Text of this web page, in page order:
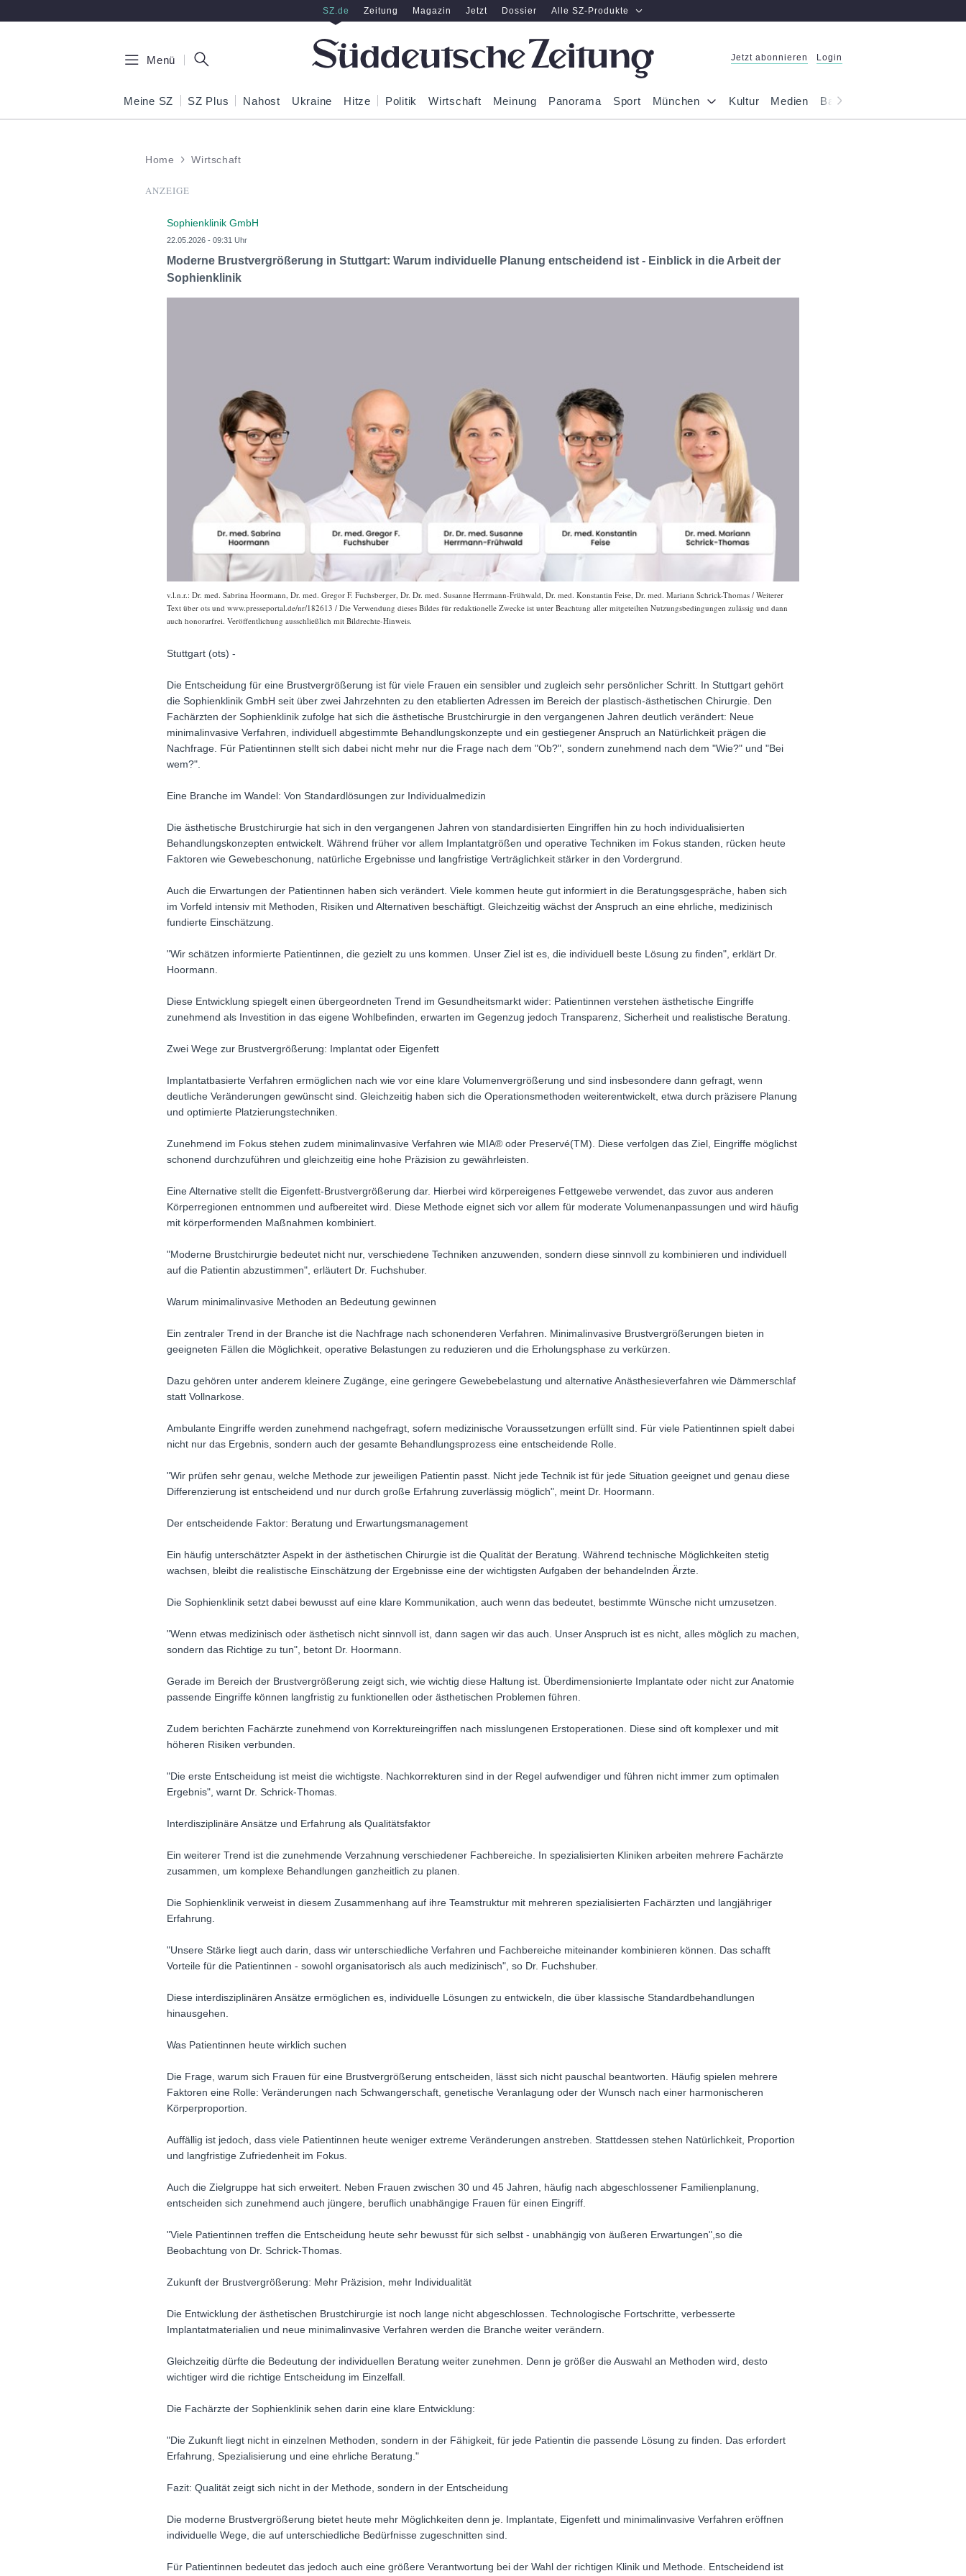
SZ.de Zeitung Magazin Jetzt Dossier Alle SZ-Produkte
Menü Jetzt abonnieren Login
Meine SZ SZ Plus Nahost Ukraine Hitze Politik Wirtschaft Meinung Panorama Sport München Kultur Medien Bayern
Home Wirtschaft
ANZEIGE
Sophienklinik GmbH
22.05.2026 - 09:31 Uhr
Moderne Brustvergrößerung in Stuttgart: Warum individuelle Planung entscheidend ist - Einblick in die Arbeit der
Sophienklinik
v.l.n.r.: Dr. med. Sabrina Hoormann, Dr. med. Gregor F. Fuchsberger, Dr. Dr. med. Susanne Herrmann-Frühwald, Dr. med. Konstantin Feise, Dr. med. Mariann Schrick-Thomas / Weiterer
Text über ots und www.presseportal.de/nr/182613 / Die Verwendung dieses Bildes für redaktionelle Zwecke ist unter Beachtung aller mitgeteilten Nutzungsbedingungen zulässig und dann
auch honorarfrei. Veröffentlichung ausschließlich mit Bildrechte-Hinweis.
Stuttgart (ots) -
Die Entscheidung für eine Brustvergrößerung ist für viele Frauen ein sensibler und zugleich sehr persönlicher Schritt. In Stuttgart gehört
die Sophienklinik GmbH seit über zwei Jahrzehnten zu den etablierten Adressen im Bereich der plastisch-ästhetischen Chirurgie. Den
Fachärzten der Sophienklinik zufolge hat sich die ästhetische Brustchirurgie in den vergangenen Jahren deutlich verändert: Neue
minimalinvasive Verfahren, individuell abgestimmte Behandlungskonzepte und ein gestiegener Anspruch an Natürlichkeit prägen die
Nachfrage. Für Patientinnen stellt sich dabei nicht mehr nur die Frage nach dem "Ob?", sondern zunehmend nach dem "Wie?" und "Bei
wem?".
Eine Branche im Wandel: Von Standardlösungen zur Individualmedizin
Die ästhetische Brustchirurgie hat sich in den vergangenen Jahren von standardisierten Eingriffen hin zu hoch individualisierten
Behandlungskonzepten entwickelt. Während früher vor allem Implantatgrößen und operative Techniken im Fokus standen, rücken heute
Faktoren wie Gewebeschonung, natürliche Ergebnisse und langfristige Verträglichkeit stärker in den Vordergrund.
Auch die Erwartungen der Patientinnen haben sich verändert. Viele kommen heute gut informiert in die Beratungsgespräche, haben sich
im Vorfeld intensiv mit Methoden, Risiken und Alternativen beschäftigt. Gleichzeitig wächst der Anspruch an eine ehrliche, medizinisch
fundierte Einschätzung.
"Wir schätzen informierte Patientinnen, die gezielt zu uns kommen. Unser Ziel ist es, die individuell beste Lösung zu finden", erklärt Dr.
Hoormann.
Diese Entwicklung spiegelt einen übergeordneten Trend im Gesundheitsmarkt wider: Patientinnen verstehen ästhetische Eingriffe
zunehmend als Investition in das eigene Wohlbefinden, erwarten im Gegenzug jedoch Transparenz, Sicherheit und realistische Beratung.
Zwei Wege zur Brustvergrößerung: Implantat oder Eigenfett
Implantatbasierte Verfahren ermöglichen nach wie vor eine klare Volumenvergrößerung und sind insbesondere dann gefragt, wenn
deutliche Veränderungen gewünscht sind. Gleichzeitig haben sich die Operationsmethoden weiterentwickelt, etwa durch präzisere Planung
und optimierte Platzierungstechniken.
Zunehmend im Fokus stehen zudem minimalinvasive Verfahren wie MIA® oder Preservé(TM). Diese verfolgen das Ziel, Eingriffe möglichst
schonend durchzuführen und gleichzeitig eine hohe Präzision zu gewährleisten.
Eine Alternative stellt die Eigenfett-Brustvergrößerung dar. Hierbei wird körpereigenes Fettgewebe verwendet, das zuvor aus anderen
Körperregionen entnommen und aufbereitet wird. Diese Methode eignet sich vor allem für moderate Volumenanpassungen und wird häufig
mit körperformenden Maßnahmen kombiniert.
"Moderne Brustchirurgie bedeutet nicht nur, verschiedene Techniken anzuwenden, sondern diese sinnvoll zu kombinieren und individuell
auf die Patientin abzustimmen", erläutert Dr. Fuchshuber.
Warum minimalinvasive Methoden an Bedeutung gewinnen
Ein zentraler Trend in der Branche ist die Nachfrage nach schonenderen Verfahren. Minimalinvasive Brustvergrößerungen bieten in
geeigneten Fällen die Möglichkeit, operative Belastungen zu reduzieren und die Erholungsphase zu verkürzen.
Dazu gehören unter anderem kleinere Zugänge, eine geringere Gewebebelastung und alternative Anästhesieverfahren wie Dämmerschlaf
statt Vollnarkose.
Ambulante Eingriffe werden zunehmend nachgefragt, sofern medizinische Voraussetzungen erfüllt sind. Für viele Patientinnen spielt dabei
nicht nur das Ergebnis, sondern auch der gesamte Behandlungsprozess eine entscheidende Rolle.
"Wir prüfen sehr genau, welche Methode zur jeweiligen Patientin passt. Nicht jede Technik ist für jede Situation geeignet und genau diese
Differenzierung ist entscheidend und nur durch große Erfahrung zuverlässig möglich", meint Dr. Hoormann.
Der entscheidende Faktor: Beratung und Erwartungsmanagement
Ein häufig unterschätzter Aspekt in der ästhetischen Chirurgie ist die Qualität der Beratung. Während technische Möglichkeiten stetig
wachsen, bleibt die realistische Einschätzung der Ergebnisse eine der wichtigsten Aufgaben der behandelnden Ärzte.
Die Sophienklinik setzt dabei bewusst auf eine klare Kommunikation, auch wenn das bedeutet, bestimmte Wünsche nicht umzusetzen.
"Wenn etwas medizinisch oder ästhetisch nicht sinnvoll ist, dann sagen wir das auch. Unser Anspruch ist es nicht, alles möglich zu machen,
sondern das Richtige zu tun", betont Dr. Hoormann.
Gerade im Bereich der Brustvergrößerung zeigt sich, wie wichtig diese Haltung ist. Überdimensionierte Implantate oder nicht zur Anatomie
passende Eingriffe können langfristig zu funktionellen oder ästhetischen Problemen führen.
Zudem berichten Fachärzte zunehmend von Korrektureingriffen nach misslungenen Erstoperationen. Diese sind oft komplexer und mit
höheren Risiken verbunden.
"Die erste Entscheidung ist meist die wichtigste. Nachkorrekturen sind in der Regel aufwendiger und führen nicht immer zum optimalen
Ergebnis", warnt Dr. Schrick-Thomas.
Interdisziplinäre Ansätze und Erfahrung als Qualitätsfaktor
Ein weiterer Trend ist die zunehmende Verzahnung verschiedener Fachbereiche. In spezialisierten Kliniken arbeiten mehrere Fachärzte
zusammen, um komplexe Behandlungen ganzheitlich zu planen.
Die Sophienklinik verweist in diesem Zusammenhang auf ihre Teamstruktur mit mehreren spezialisierten Fachärzten und langjähriger
Erfahrung.
"Unsere Stärke liegt auch darin, dass wir unterschiedliche Verfahren und Fachbereiche miteinander kombinieren können. Das schafft
Vorteile für die Patientinnen - sowohl organisatorisch als auch medizinisch", so Dr. Fuchshuber.
Diese interdisziplinären Ansätze ermöglichen es, individuelle Lösungen zu entwickeln, die über klassische Standardbehandlungen
hinausgehen.
Was Patientinnen heute wirklich suchen
Die Frage, warum sich Frauen für eine Brustvergrößerung entscheiden, lässt sich nicht pauschal beantworten. Häufig spielen mehrere
Faktoren eine Rolle: Veränderungen nach Schwangerschaft, genetische Veranlagung oder der Wunsch nach einer harmonischeren
Körperproportion.
Auffällig ist jedoch, dass viele Patientinnen heute weniger extreme Veränderungen anstreben. Stattdessen stehen Natürlichkeit, Proportion
und langfristige Zufriedenheit im Fokus.
Auch die Zielgruppe hat sich erweitert. Neben Frauen zwischen 30 und 45 Jahren, häufig nach abgeschlossener Familienplanung,
entscheiden sich zunehmend auch jüngere, beruflich unabhängige Frauen für einen Eingriff.
"Viele Patientinnen treffen die Entscheidung heute sehr bewusst für sich selbst - unabhängig von äußeren Erwartungen",so die
Beobachtung von Dr. Schrick-Thomas.
Zukunft der Brustvergrößerung: Mehr Präzision, mehr Individualität
Die Entwicklung der ästhetischen Brustchirurgie ist noch lange nicht abgeschlossen. Technologische Fortschritte, verbesserte
Implantatmaterialien und neue minimalinvasive Verfahren werden die Branche weiter verändern.
Gleichzeitig dürfte die Bedeutung der individuellen Beratung weiter zunehmen. Denn je größer die Auswahl an Methoden wird, desto
wichtiger wird die richtige Entscheidung im Einzelfall.
Die Fachärzte der Sophienklinik sehen darin eine klare Entwicklung:
"Die Zukunft liegt nicht in einzelnen Methoden, sondern in der Fähigkeit, für jede Patientin die passende Lösung zu finden. Das erfordert
Erfahrung, Spezialisierung und eine ehrliche Beratung."
Fazit: Qualität zeigt sich nicht in der Methode, sondern in der Entscheidung
Die moderne Brustvergrößerung bietet heute mehr Möglichkeiten denn je. Implantate, Eigenfett und minimalinvasive Verfahren eröffnen
individuelle Wege, die auf unterschiedliche Bedürfnisse zugeschnitten sind.
Für Patientinnen bedeutet das jedoch auch eine größere Verantwortung bei der Wahl der richtigen Klinik und Methode. Entscheidend ist